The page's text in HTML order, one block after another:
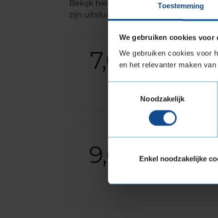
Toestemming
We gebruiken cookies voor
We gebruiken cookies voor
en het relevanter maken
Noodzakelijk
Enkel noodzakelijke
Bekijk hieronder alle reviews voor de
zijn uitsluitend van berijders van de
7,0 Algemeen
Geluid
Comfort
9,0
Geluid